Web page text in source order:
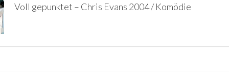
Voll gepunktet – Chris Evans 2004 / Komödie